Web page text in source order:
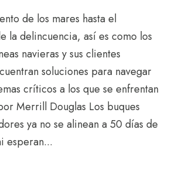
de los mares hasta el
la delincuencia, así es como los
navieras y sus clientes
soluciones para navegar
críticos a los que se enfrentan
Merrill Douglas Los buques
ya no se alinean a 50 días de
esperan...